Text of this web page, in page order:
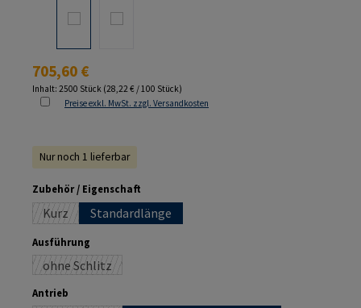
Regulärer Preis:
705,60 €
Inhalt: 2500 Stück (28,22 € / 100 Stück)
Preise exkl. MwSt. zzgl. Versandkosten
Nur noch 1 lieferbar
Zubehör / Eigenschaft
Kurz(Diese Option ist zurzeit nicht verfügbar.)
Standardlänge
Ausführung
ohne Schlitz(Diese Option ist zurzeit nicht verfügbar.)
Antrieb